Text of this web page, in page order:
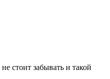
стоит забывать и такой